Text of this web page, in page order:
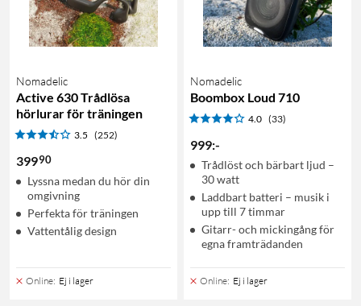
Nomadelic
Active 630 Trådlösa
hörlurar för träningen
3.5 (252)
39990
Lyssna medan du hör din
omgivning
Perfekta för träningen
Vattentålig design
Online: Ej i lager
Nomadelic
Boombox Loud 710
4.0 (33)
999:-
Trådlöst och bärbart ljud –
30 watt
Laddbart batteri – musik i
upp till 7 timmar
Gitarr- och mickingång för
egna framträdanden
Online: Ej i lager